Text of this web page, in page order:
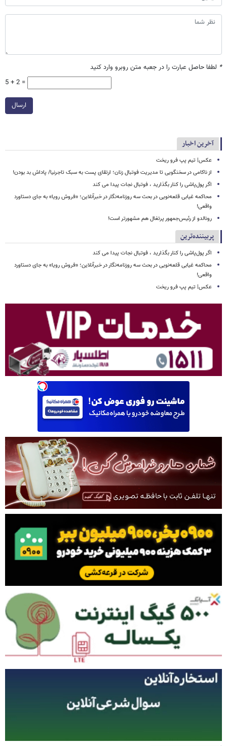
* لطفا حاصل عبارت را در جعبه متن روبرو وارد کنید
5 + 2 =
ارسال
آخرین اخبار
عکس| تیم پپ فرو ریخت
از ناکامی در سخنگویی تا مدیریت فوتبال زنان؛ ارتقای پست به سبک تاجرنیا/ پاداش بد بودن!
اگر پول‌پاشی را کنار بگذارید ، فوتبال نجات پیدا می کند
محاکمه غیابی قلعه‌نویی در بحث سه روزنامه‌نگار در خبرآنلاین؛ «فروش رویا» به جای دستاورد
واقعی!
رونالدو از رئیس‌جمهور پرتغال هم مشهورتر است!
پربیننده‌ترین
اگر پول‌پاشی را کنار بگذارید ، فوتبال نجات پیدا می کند
محاکمه غیابی قلعه‌نویی در بحث سه روزنامه‌نگار در خبرآنلاین؛ «فروش رویا» به جای دستاورد
واقعی!
عکس| تیم پپ فرو ریخت